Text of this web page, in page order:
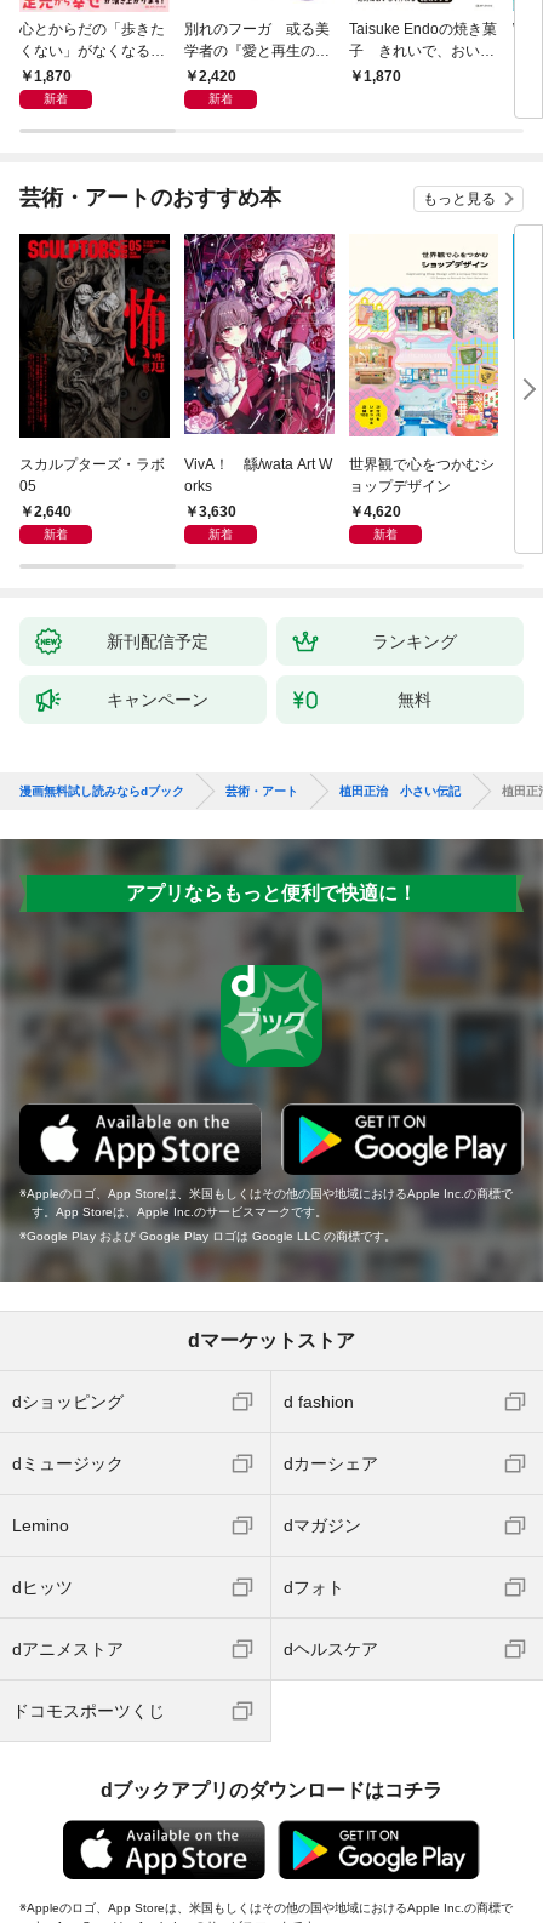
心とからだの「歩きた
くない」がなくなる
らせん流 ゆるらく歩
き
1,870
新着
別れのフーガ 或る美
学者の『愛と再生の断
章』2,420
新着
Taisuke Endoの焼き菓
子 きれいで、おいし
く、ナチュラルに
1,870
芸術・アートのおすすめ本 もっと見る
スカルプターズ・ラボ
05
2,640
新着
VivA！ 緜/wata Art W
orks
3,630
新着
世界観で心をつかむシ
ョップデザイン
4,620
新着
新刊配信予定 ランキング
キャンペーン 無料
漫画無料試し読みならdブック 芸術・アート 植田正治 小さい伝記 植田
アプリならもっと便利で快適に！
Appleのロゴ、App Storeは、米国もしくはその他の国や地域におけるApple Inc.の商標で
す。App Storeは、Apple Inc.のサービスマークです。
Google Play および Google Play ロゴは Google LLC の商標です。
dマーケットストア
dショッピング d fashion
dミュージック dカーシェア
Lemino dマガジン
dヒッツ dフォト
dアニメストア dヘルスケア
ドコモスポーツくじ
dブックアプリのダウンロードはコチラ
Appleのロゴ、App Storeは、米国もしくはその他の国や地域におけるApple Inc.の商標で